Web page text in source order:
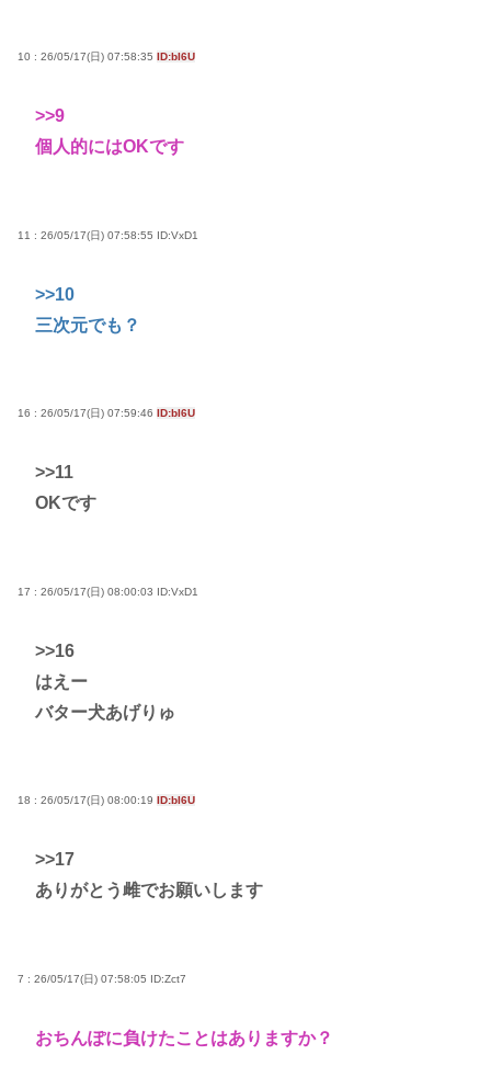
10 : 26/05/17(日) 07:58:35 ID:bI6U
>>9
個人的にはOKです
11 : 26/05/17(日) 07:58:55 ID:VxD1
>>10
三次元でも？
16 : 26/05/17(日) 07:59:46 ID:bI6U
>>11
OKです
17 : 26/05/17(日) 08:00:03 ID:VxD1
>>16
はえー
バター犬あげりゅ
18 : 26/05/17(日) 08:00:19 ID:bI6U
>>17
ありがとう雌でお願いします
7 : 26/05/17(日) 07:58:05 ID:Zct7
おちんぽに負けたことはありますか？